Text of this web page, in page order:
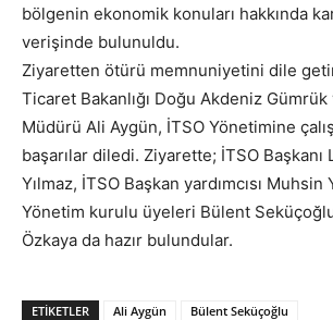
bölgenin ekonomik konuları hakkında
verişinde bulunuldu.
Ziyaretten ötürü memnuniyetini dile
Ticaret Bakanlığı Doğu Akdeniz
Müdürü Ali Aygün, İTSO Yönetimine
başarılar diledi. Ziyarette; İTSO Başkanı
Yılmaz, İTSO Başkan yardımcısı Muhsin
Yönetim kurulu üyeleri Bülent
Özkaya da hazır bulundular.
ETIKETLER Ali Aygün
Bülent Seküçoğlu